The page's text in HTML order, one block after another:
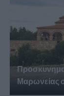
Μαρωνείας